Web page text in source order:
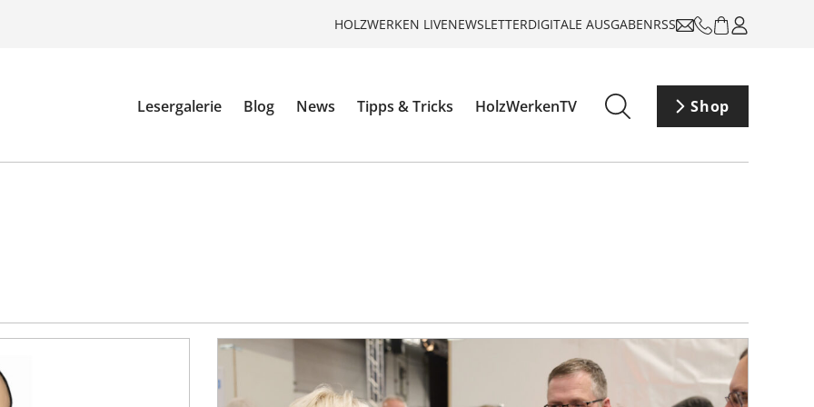
HOLZWERKEN LIVENEWSLETTERDIGITALE AUSGABENRSS
Lesergalerie Blog News Tipps & Tricks HolzWerkenTV Shop